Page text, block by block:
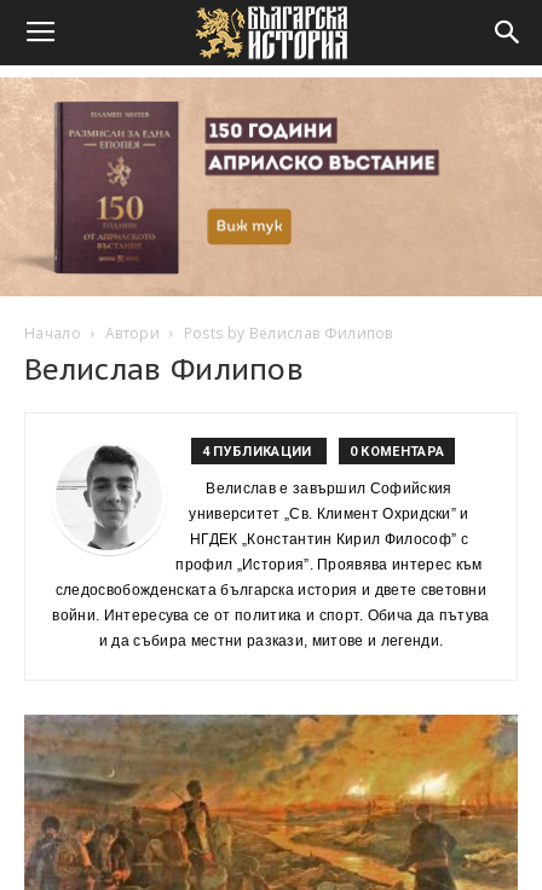
Начало Автори Posts by Велислав Филипов
Велислав Филипов
4 ПУБЛИКАЦИИ 0 КОМЕНТАРА
Велислав е завършил Софийския
университет „Св. Климент Охридски” и
НГДЕК „Константин Кирил Философ” с
профил „История”. Проявява интерес към
следосвобожденската българска история и двете световни
войни. Интересува се от политика и спорт. Обича да пътува
и да събира местни разкази, митове и легенди.